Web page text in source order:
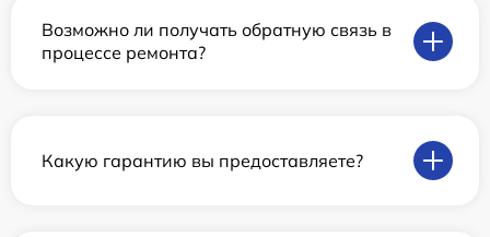
Возможно ли получать обратную связь в
процессе ремонта?
Какую гарантию вы предоставляете?